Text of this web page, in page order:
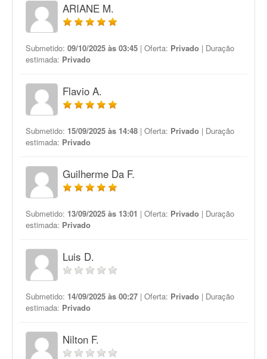
ARIANE M.
Submetido: 09/10/2025 às 03:45 | Oferta: Privado | Duração
estimada: Privado
Flavio A.
Submetido: 15/09/2025 às 14:48 | Oferta: Privado | Duração
estimada: Privado
Guilherme Da F.
Submetido: 13/09/2025 às 13:01 | Oferta: Privado | Duração
estimada: Privado
Luis D.
Submetido: 14/09/2025 às 00:27 | Oferta: Privado | Duração
estimada: Privado
Nilton F.